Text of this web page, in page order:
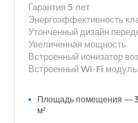
Гарантия 5 лет
Энергоэффективность
Утонченный дизайн
Увеличенная мощность
Встроенный ионизатор
Встроенный Wi-Fi модуль
горизонтальные жалюзи)
•
Площадь помещения —
м²